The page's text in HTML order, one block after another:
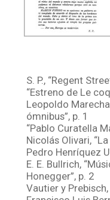
S. P., “Regent
“Estreno de Le coq
Leopoldo
ómnibus”, p. 1
“Pablo Curatella
Nicolás Olivari,
Pedro Henríquez
E. E. Bullrich,
Honegger”, p. 2
Vautier y Prebisch,